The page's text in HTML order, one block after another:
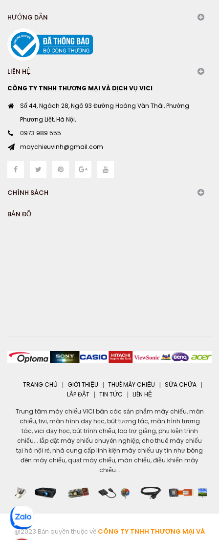
HƯỚNG DẪN
LIÊN HỆ
CÔNG TY TNHH THƯƠNG MẠI VÀ DỊCH VỤ VICI
Số 44, Ngách 28, Ngõ 93 Đường Hoàng Văn Thái, Phường
Phương Liệt, Hà Nội,
0973 989 555
maychieuvinh@gmail.com
CHÍNH SÁCH
BẢN ĐỒ
TRANG CHỦ GIỚI THIỆU THUÊ MÁY CHIẾU
SỬA CHỮA
LẮP ĐẶT
TIN TỨC LIÊN HỆ
Trung tâm máy chiếu VICI bán các sản phẩm máy chiếu, màn
chiếu, tivi, màn hình dạy học, bút tương tác, màn hình tương
tác, vici dạy học, bút trình chiếu, loa trợ giảng, phụ kiện trình
chiếu... lắp đặt máy chiếu chuyên nghiệp, cho thuê máy chiếu
tại hà nội rẻ, nhà cung cấp linh kiện máy chiếu uy tín như bóng
đèn máy chiếu, quạt máy chiếu, màn chiếu, điều khiển máy
chiếu...
@2023 Bản quyền thuộc về CÔNG TY TNHH THƯƠNG MẠI VÀ